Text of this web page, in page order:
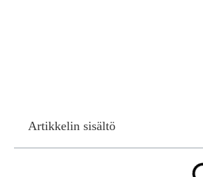
Artikkelin sisältö